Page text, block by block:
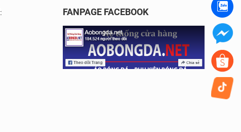
: FANPAGE FACEBOOK